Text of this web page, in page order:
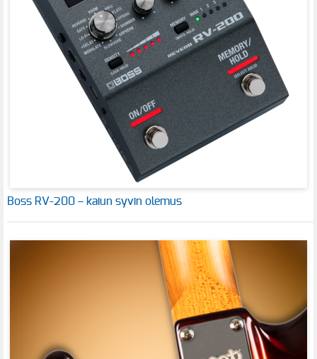
Boss RV-200 – kaiun syvin olemus